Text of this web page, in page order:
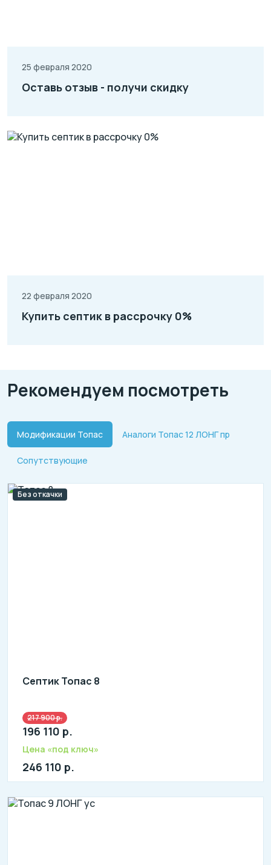
25 февраля 2020
Оставь отзыв - получи скидку
22 февраля 2020
Купить септик в рассрочку 0%
Рекомендуем посмотреть
Модификации Топас Аналоги Топас 12 ЛОНГ пр
Сопутствующие
Без откачки
Септик Топас 8
Количество человек: 6-8
литров в сутки: 1600
л: 440
217 900 р.
196 110 р.
Цена «под ключ»
246 110 р.